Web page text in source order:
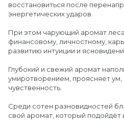
восстановиться после
энергетических ударов.
При этом чарующий аромат
финансовому, личностному,
развитию интуиции и
Глубокий и свежий аромат
умиротворением, проясняет
чувственность.
Среди сотен разновидностей
свой аромат, который подойдёт